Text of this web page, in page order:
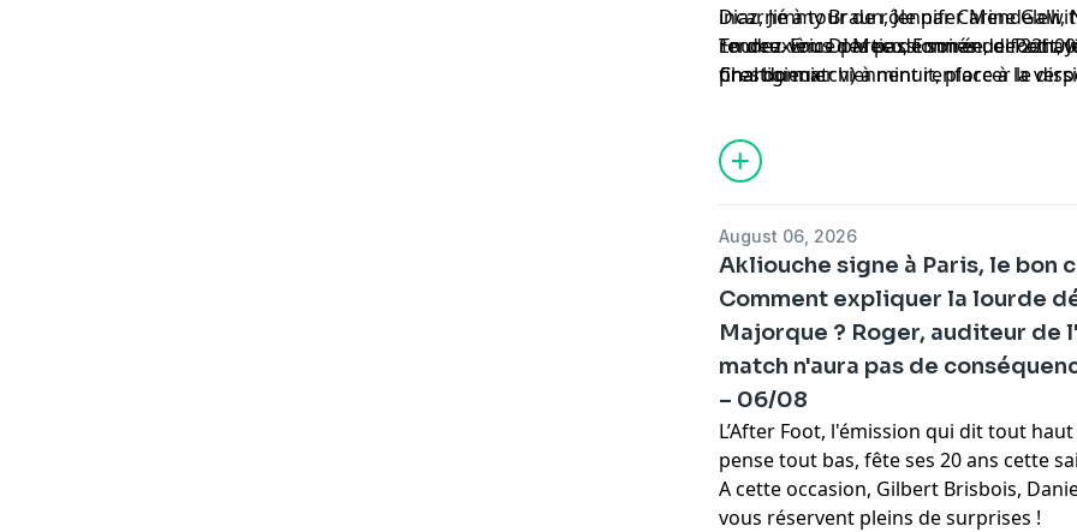
Diaz, Jimmy Braun, Jennifer
rendez-vous des passionnés de foot
prestigieux.
incarné à tour de rôle par Carine Galli,
Tourre. Eric Di Meco, Emmanuel Petit,
Charbonnier viennent renforcer le
En deuxième partie de soirée, de
final du match) à minuit, place à la
de l'After autour de Gilbert Brisbois,
et Jean-Louis Tourre du dimanche au
retour dans l'After et prend les
vendredis et samedis.
August 06, 2026
Akliouche signe à Paris, le bon
Comment expliquer la lourde
Majorque ? Roger, auditeur de
match n'aura pas de
– 06/08
L’After Foot, l'émission qui dit tout
pense tout bas, fête ses 20 ans cette
A cette occasion, Gilbert Brisbois,
vous réservent pleins de surprises !